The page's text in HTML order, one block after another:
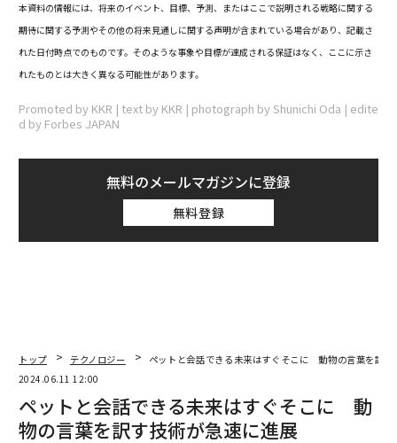
本資料の情報には、将来のイベント、目標、予測、またはここで説明される戦略に関する
期待に関する予測やその他の将来見通しに関する声明が含まれている場合があり、記載さ
れた日付時点でのものです。そのような事象や目標が達成される保証はなく、ここに示さ
れたものとは大きく異なる可能性があります。
Promoted by KKR | text by KKR | photograph by Shunichi Oda | edite
d by Forbes JAPAN
無料のメールマガジンに登録
無料登録
トップ テクノロジー
ペットと会話できる未来はすぐそこに 動物の言葉を訳す
2024.06.11 12:00
ペットと会話できる未来はすぐそこに 動
物の言葉を訳す技術が急速に進展